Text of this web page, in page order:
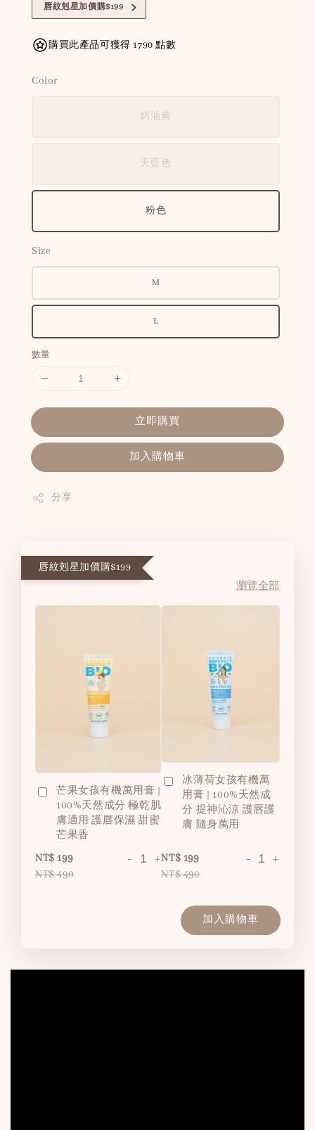
唇紋剋星加價購$199
購買此產品可獲得 1790 點數
Color
奶油黃
天藍色
粉色
Size
M
L
數量
立即購買
加入購物車
分享
唇紋剋星加價購$199
瀏覽全部
芒果女孩有機萬用膏 |
100%天然成分 極乾肌
膚適用 護唇保濕 甜蜜
芒果香
NT$ 199
NT$ 490
- +
冰薄荷女孩有機萬
用膏 | 100%天然成
分 提神沁涼 護唇護
膚 隨身萬用
NT$ 199
NT$ 490
- +
加入購物車